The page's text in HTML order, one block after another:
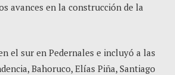
avances en la construcción de la
el sur en Pedernales e incluyó a las
Bahoruco, Elías Piña, Santiago